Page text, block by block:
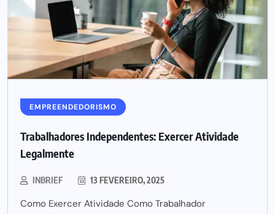
EMPREENDEDORISMO
Trabalhadores Independentes: Exercer Atividade
Legalmente
INBRIEF 13 FEVEREIRO, 2025
Como Exercer Atividade Como Trabalhador